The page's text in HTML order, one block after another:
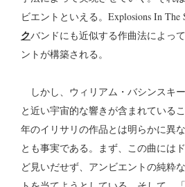
ビエントといえる。Explosions In The
クバンドにも近似する作曲法によっ
ントが構築される。
しかし、ウィリアム・バシンスキ
と近い宇宙的な響きが含まれている
年のイリサリの作品とは明らかに異
とも事実である。まず、この曲には
ど見いだせず、アンビエントの純粋